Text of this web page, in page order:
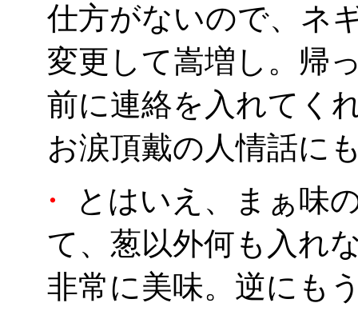
仕方がないので、ネ
変更して嵩増し。帰
前に連絡を入れてく
お涙頂戴の人情話に
・
とはいえ、まぁ味
て、葱以外何も入れ
非常に美味。逆にも